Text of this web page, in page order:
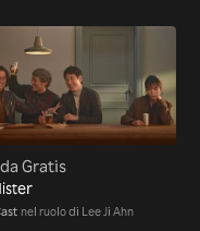
Gratis
nel ruolo di Lee Ji Ahn